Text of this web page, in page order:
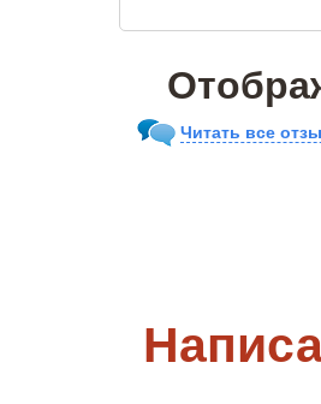
Читать все